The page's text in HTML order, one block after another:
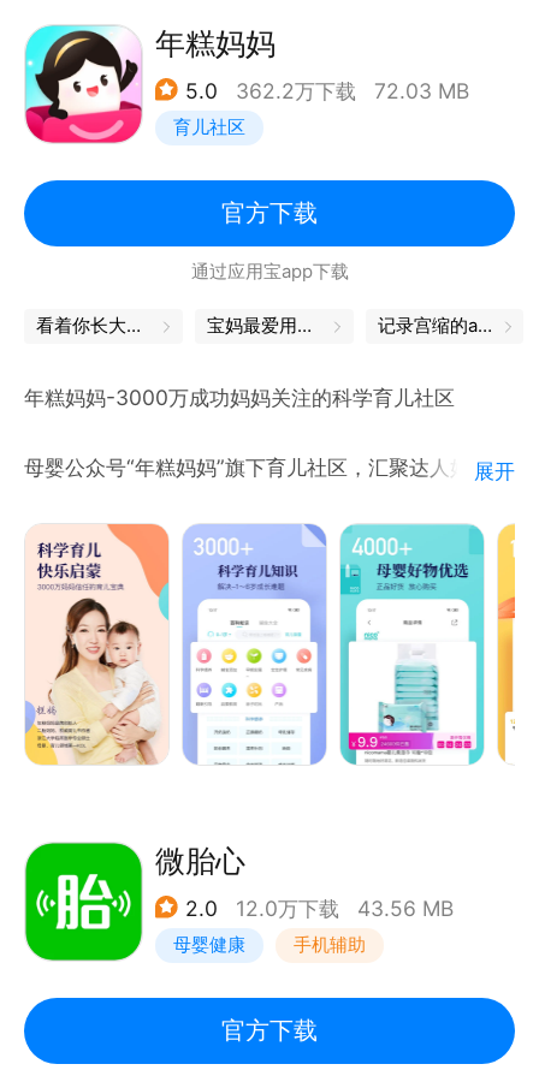
怀孕，育儿等个个时期遇到的问题
【超好用】能不能吃、能不能做、等特色小工具应有尽
有
【超快捷】更有贴心的提醒每天提醒怀孕妈妈注意事
年糕妈妈
5.0 362.2万下载 72.03 MB
育儿社区
官方下载
通过应用宝app下载
看着你长大，辛苦也是一种幸福 宝妈最爱用的app，都在这里 记录宫缩的app
年糕妈妈-3000万成功妈妈关注的科学育儿社区
母婴公众号“年糕妈妈”旗下育儿社区，汇聚达人妈妈辅
// 这里有什么 //
- 这里有科学权威的育儿干货，从宝宝孕育、宝宝辅
食、宝宝儿歌到早教启蒙，帮妈妈网罗婴幼儿童育儿知
识，帮宝宝树立好习惯，让宝宝知道更多，让母亲宝宝
亲子互动更棒；
- 这里有严选母婴好物，从宝宝辅食、婴儿奶粉、儿童
课程，帮你解决育儿早教难题；
- 这里有达人妈妈帮你总结的带娃妙招，有辣妈分享的
育儿经验和美妆心得，让你一边养娃一边美美哒。
-不知道怎么养娃的新手妈妈，来这里也能成为妈妈圈
的育儿达人；
展开
微胎心
2.0 12.0万下载 43.56 MB
母婴健康 手机辅助
官方下载